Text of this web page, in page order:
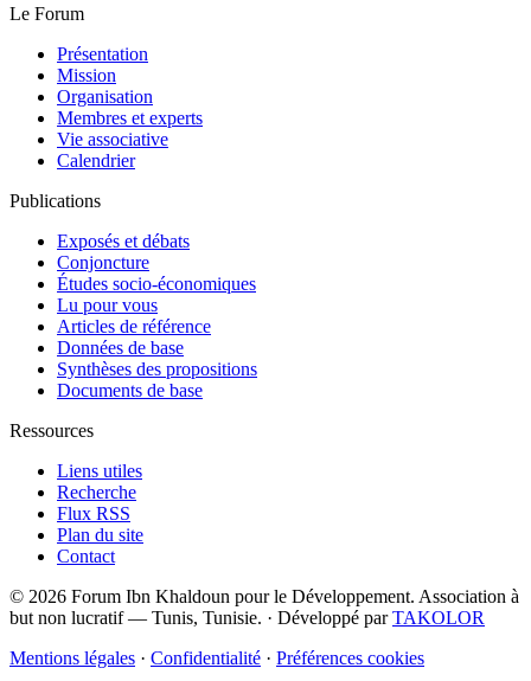
Le Forum
Présentation
Mission
Organisation
Membres et experts
Vie associative
Calendrier
Publications
Exposés et débats
Conjoncture
Études socio-économiques
Lu pour vous
Articles de référence
Données de base
Synthèses des propositions
Documents de base
Ressources
Liens utiles
Recherche
Flux RSS
Plan du site
Contact
© 2026 Forum Ibn Khaldoun pour le Développement. Association à
but non lucratif — Tunis, Tunisie. · Développé parTAKOLOR
Mentions légales · Confidentialité · Préférences cookies